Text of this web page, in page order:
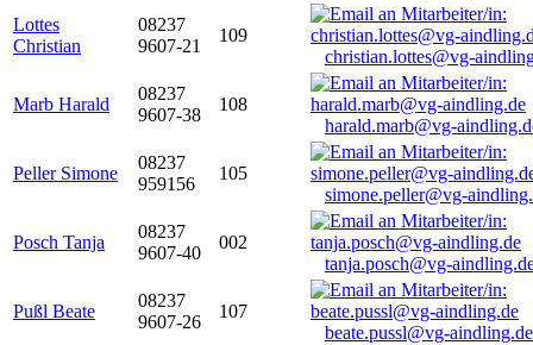
Lottes
Christian
08237
9607-21
109
christian.lottes@vg-
Marb Harald
08237
9607-38
108
harald.marb@vg-
Peller Simone
08237
959156
105
simone.peller@vg-
Posch Tanja
08237
9607-40
002
tanja.posch@vg-
Pußl Beate
08237
9607-26
107
beate.pussl@vg-aindling.de